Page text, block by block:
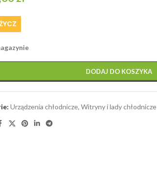
DODAJ DO KOSZYKA
Urządzenia chłodnicze, Witryny i lady chłodnicze